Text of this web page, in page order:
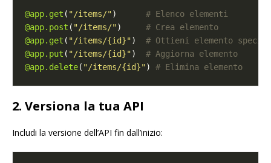
@app.get ( "/items/") # Elenco elementi
@app.post ( "/items/") # Crea elemento
@app.get ( "/items/{id}") # Ottieni elemento
@app.put ( "/items/{id}") # Aggiorna elemento
@app.delete( "/items/{id}") # Elimina elemento
2. Versiona la tua API
Includi la versione dell’API fin dall’inizio: